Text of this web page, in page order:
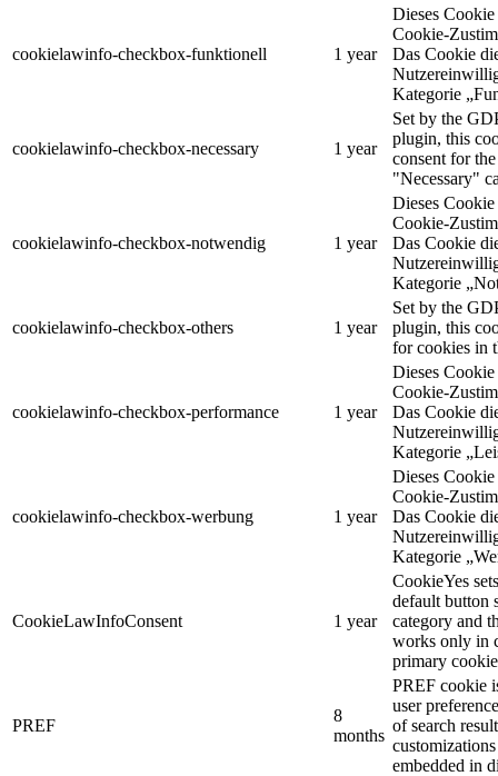
cookielawinfo-checkbox-funktionell 1 year
Dieses
Cookie-
Das Cookie
Kategorie
cookielawinfo-checkbox-necessary 1 year
Set by the
plugin, this
consent for
"Necessary"
cookielawinfo-checkbox-notwendig 1 year
Dieses
Cookie-
Das Cookie
Kategorie
cookielawinfo-checkbox-others 1 year
Set by the
plugin, this
for cookies in
cookielawinfo-checkbox-performance 1 year
Dieses
Cookie-
Das Cookie
Kategorie
cookielawinfo-checkbox-werbung 1 year
Dieses
Cookie-
Das Cookie
Kategorie
CookieLawInfoConsent 1 year
CookieYes
default button
category and
works only in
primary
PREF
8
months
PREF cookie
user
of search
embedded in